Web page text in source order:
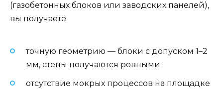
(газобетонных блоков или заводских панелей),
вы получаете:
точную геометрию — блоки с допуском 1–2
мм, стены получаются ровными;
отсутствие мокрых процессов на площадке